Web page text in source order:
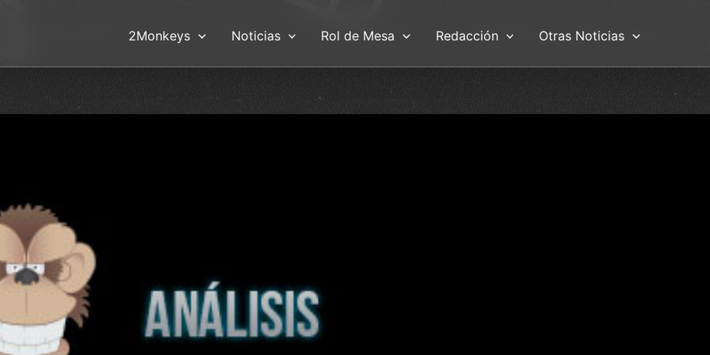
2Monkeys Noticias Rol de Mesa Redacción Otras Noticias